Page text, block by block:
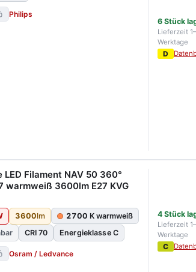
Philips
6 Stück
Lieferzeit
Werktage
D
Filament NAV 50 360°
warmweiß 3600lm E27 KVG
3600lm 2700 K warmweiß
CRI 70 Energieklasse C
Osram / Ledvance
4 Stück
Lieferzeit
Werktage
C